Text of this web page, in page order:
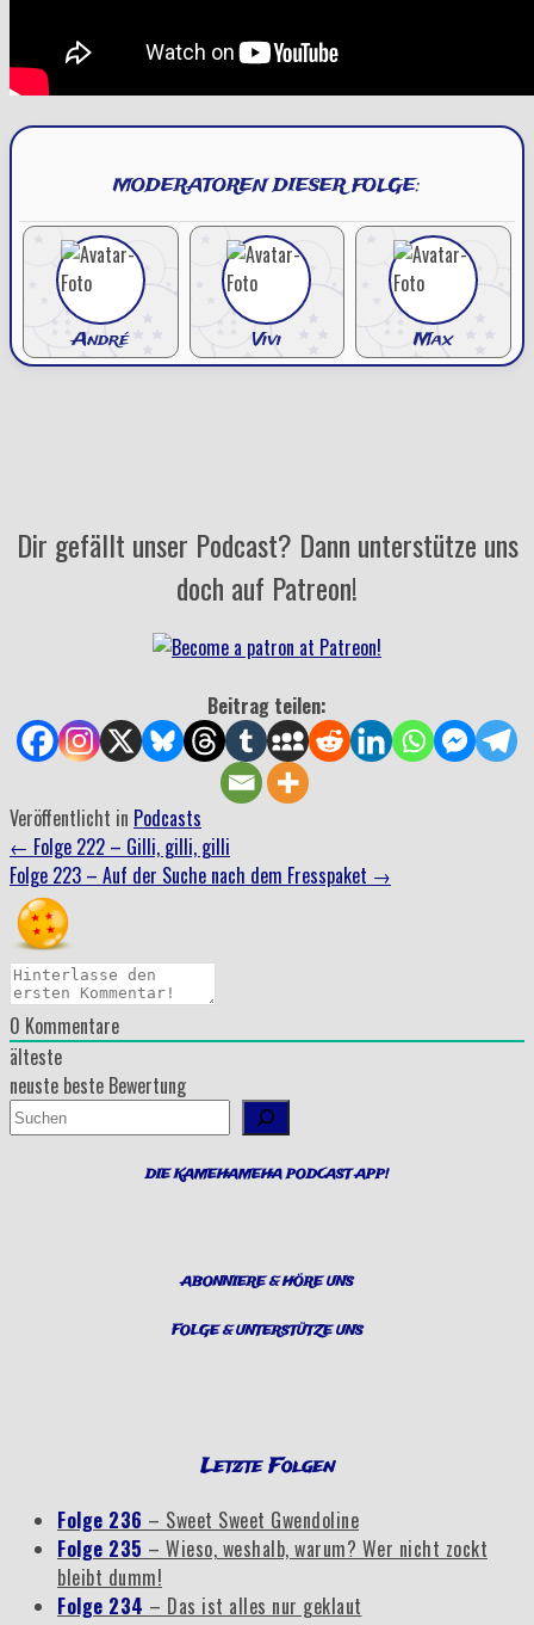
MODERATOREN DIESER FOLGE:
André Vivi Max
Dir gefällt unser Podcast? Dann unterstütze uns
doch auf Patreon!
Beitrag teilen:
Veröffentlicht in Podcasts
Beitrag
Navigation
← Folge 222 – Gilli, gilli, gilli
Folge 223 – Auf der Suche nach dem Fresspaket →
0 Kommentare
älteste
neuste beste Bewertung
Suchen
DIE KAMEHAMEHA PODCAST APP!
ABONNIERE & HÖRE UNS
FOLGE & UNTERSTÜTZE UNS
Letzte Folgen
Folge 236 – Sweet Sweet Gwendoline
Folge 235 – Wieso, weshalb, warum? Wer nicht zockt
bleibt dumm!
Folge 234 – Das ist alles nur geklaut